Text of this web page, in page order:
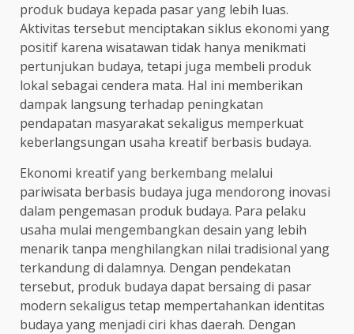
produk budaya kepada pasar yang lebih luas.
Aktivitas tersebut menciptakan siklus ekonomi yang
positif karena wisatawan tidak hanya menikmati
pertunjukan budaya, tetapi juga membeli produk
lokal sebagai cendera mata. Hal ini memberikan
dampak langsung terhadap peningkatan
pendapatan masyarakat sekaligus memperkuat
keberlangsungan usaha kreatif berbasis budaya.
Ekonomi kreatif yang berkembang melalui
pariwisata berbasis budaya juga mendorong inovasi
dalam pengemasan produk budaya. Para pelaku
usaha mulai mengembangkan desain yang lebih
menarik tanpa menghilangkan nilai tradisional yang
terkandung di dalamnya. Dengan pendekatan
tersebut, produk budaya dapat bersaing di pasar
modern sekaligus tetap mempertahankan identitas
budaya yang menjadi ciri khas daerah. Dengan